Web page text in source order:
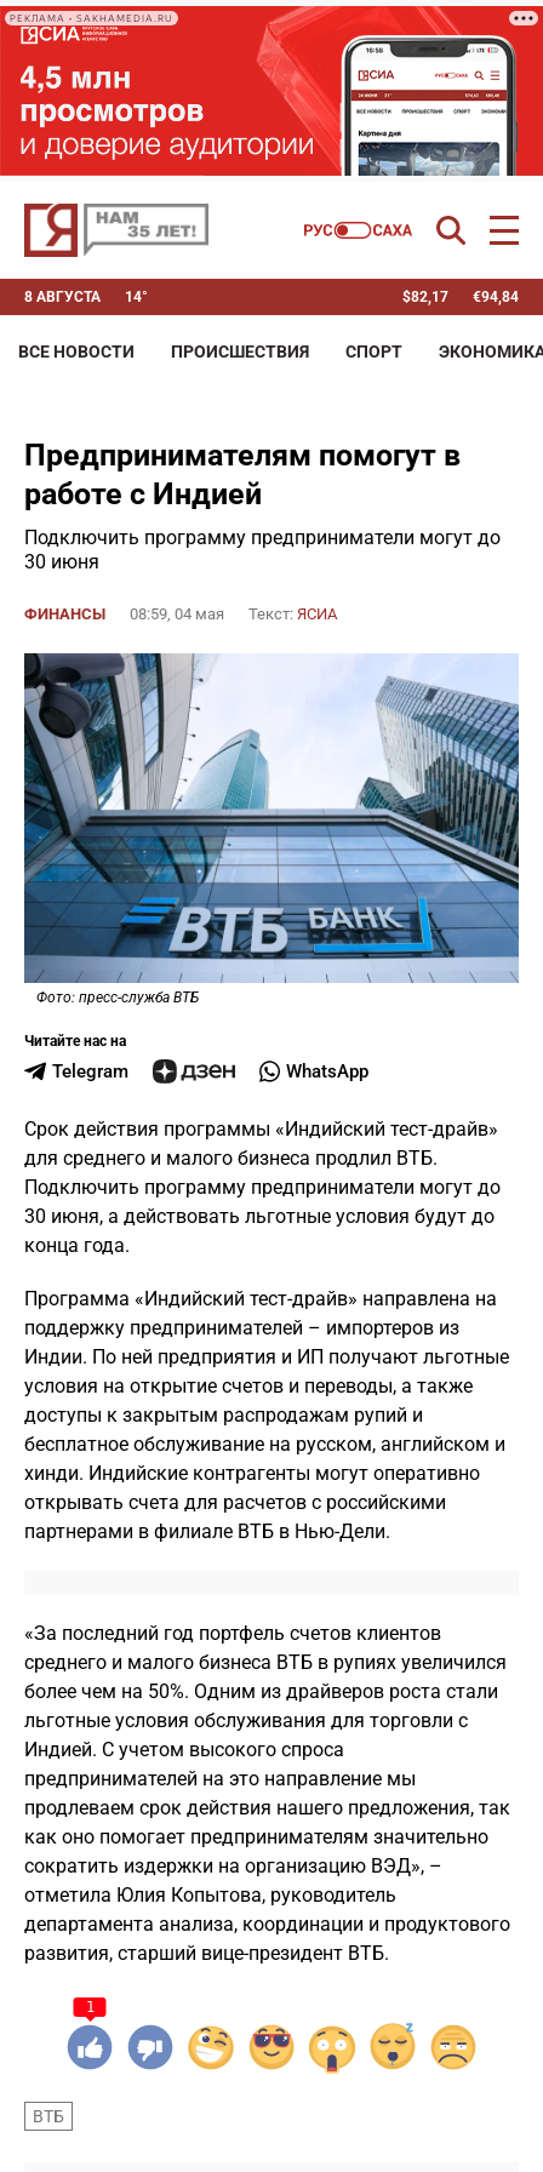
РЕКЛАМА • SAKHAMEDIA.RU
8 АВГУСТА 14° $82,17 €94,84
ВСЕ НОВОСТИ ПРОИСШЕСТВИЯ СПОРТ
Предпринимателям помогут в
работе с Индией
Подключить программу предприниматели могут до
30 июня
ФИНАНСЫ 08:59, 04 мая Текст: ЯСИА
Фото: пресс-служба ВТБ
Читайте нас на
Telegram WhatsApp
Срок действия программы «Индийский тест-драйв»
для среднего и малого бизнеса продлил ВТБ.
Подключить программу предприниматели могут до
30 июня, а действовать льготные условия будут до
конца года.
Программа «Индийский тест-драйв» направлена на
поддержку предпринимателей – импортеров из
Индии. По ней предприятия и ИП получают льготные
условия на открытие счетов и переводы, а также
доступы к закрытым распродажам рупий и
бесплатное обслуживание на русском, английском и
хинди. Индийские контрагенты могут оперативно
открывать счета для расчетов с российскими
партнерами в филиале ВТБ в Нью-Дели.
«За последний год портфель счетов клиентов
среднего и малого бизнеса ВТБ в рупиях увеличился
более чем на 50%. Одним из драйверов роста стали
льготные условия обслуживания для торговли с
Индией. С учетом высокого спроса
предпринимателей на это направление мы
продлеваем срок действия нашего предложения, так
как оно помогает предпринимателям значительно
сократить издержки на организацию ВЭД», –
отметила Юлия Копытова, руководитель
департамента анализа, координации и продуктового
развития, старший вице-президент ВТБ.
1
ВТБ